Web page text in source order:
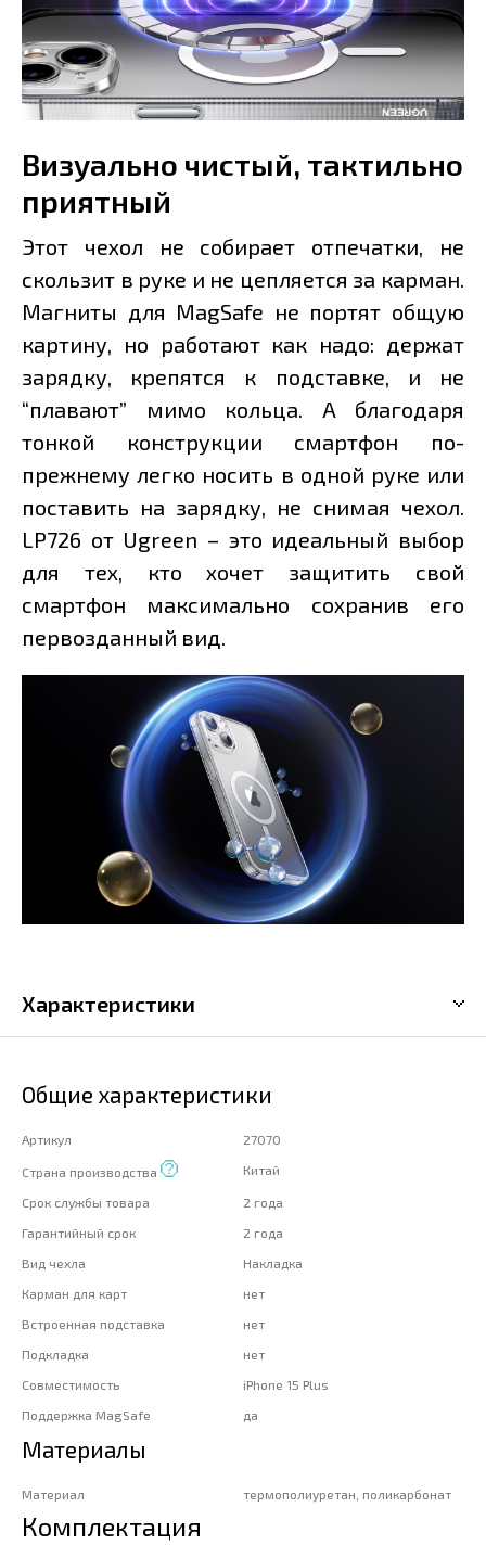
Визуально чистый, тактильно
приятный
Этот чехол не собирает отпечатки, не
скользит в руке и не цепляется за карман.
Магниты для MagSafe не портят общую
картину, но работают как надо: держат
зарядку, крепятся к подставке, и не
“плавают” мимо кольца. А благодаря
тонкой конструкции смартфон по-
прежнему легко носить в одной руке или
поставить на зарядку, не снимая чехол.
LP726 от Ugreen – это идеальный выбор
для тех, кто хочет защитить свой
смартфон максимально сохранив его
первозданный вид.
Характеристики
Общие характеристики
Артикул 27070
Страна производства Китай
Срок службы товара
2 года
Гарантийный срок
2 года
Вид чехла
Накладка
Карман для карт
нет
Встроенная подставка
нет
Подкладка
нет
Совместимость
iPhone 15 Plus
Поддержка MagSafe
да
Материалы
Материал термополиуретан, поликарбонат
Комплектация